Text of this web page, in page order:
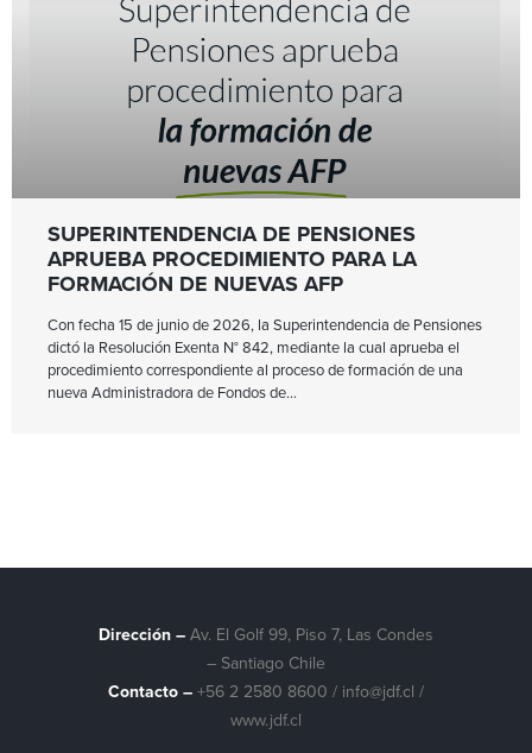
SUPERINTENDENCIA DE PENSIONES
APRUEBA PROCEDIMIENTO PARA LA
FORMACIÓN DE NUEVAS AFP
Con fecha 15 de junio de 2026, la Superintendencia de Pensiones
dictó la Resolución Exenta N° 842, mediante la cual aprueba el
procedimiento correspondiente al proceso de formación de una
nueva Administradora de Fondos de
Dirección –Av. El Golf 99, Piso 7, Las Condes
– Santiago Chile
Contacto –+56 2 2580 8600 / info@jdf.cl /
www.jdf.cl